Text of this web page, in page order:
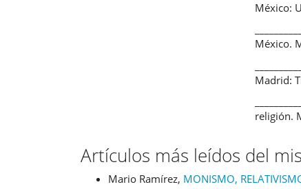
México:
México.
Madrid:
religión.
Artículos más leídos del
Mario Ramírez, MONISMO,